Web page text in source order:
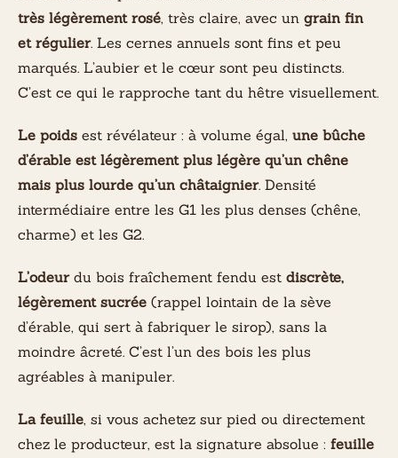
très légèrement rosé, très claire, avec un grain fin
et régulier. Les cernes annuels sont fins et peu
marqués. L’aubier et le cœur sont peu distincts.
C’est ce qui le rapproche tant du hêtre visuellement.
Le poids est révélateur : à volume égal, une bûche
d’érable est légèrement plus légère qu’un chêne
mais plus lourde qu’un châtaignier. Densité
intermédiaire entre les G1 les plus denses (chêne,
charme) et les G2.
L’odeurdu bois fraîchement fendu est discrète,
légèrement sucrée (rappel lointain de la sève
d’érable, qui sert à fabriquer le sirop), sans la
moindre âcreté. C’est l’un des bois les plus
agréables à manipuler.
La feuille, si vous achetez sur pied ou directement
chez le producteur, est la signature absolue : feuille